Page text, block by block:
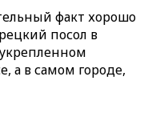
факт хорошо
посол в
а в самом городе,